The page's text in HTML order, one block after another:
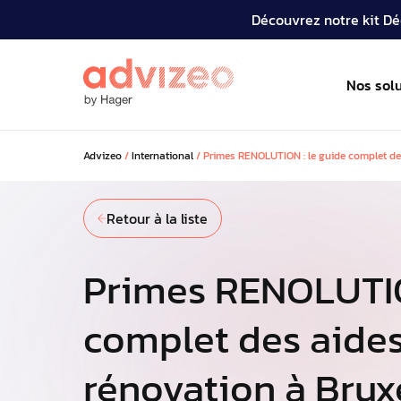
Découvrez notre kit
Nos
Découvrez nos solutions pour
économies d'énergie sur votre
Réglementations, bonnes
décryptages : tenez-vous informés
l'expertise de nos équipes.
Advizeo/International/Primes RENOLUTION : le guide complet
Retour à la liste
Primes
complet des
rénovation à